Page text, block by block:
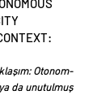
Otonom-
da unutulmuş